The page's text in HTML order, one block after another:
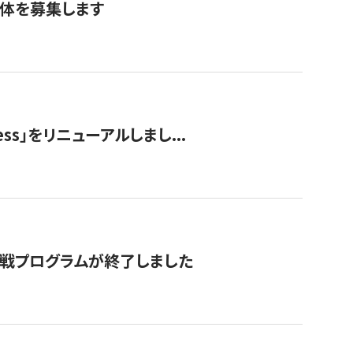
を募集します
」をリニューアルしまし...
プログラムが終了しました